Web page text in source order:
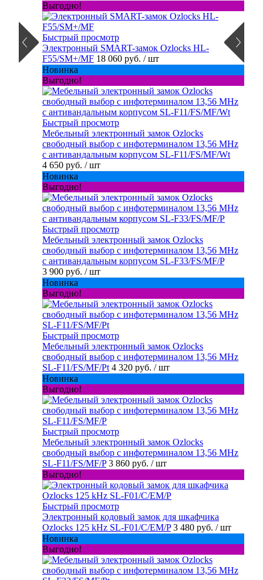
Выгодно!
Быстрый просмотр
Электронный SMART-замок Ozlocks HL-
F55/SM+/MF 18 060 руб. / шт
Новинка
Выгодно!
Быстрый просмотр
Мебельный электронный замок Ozlocks
свободный выбор с инфотерминалом 13,56 MHz
с антивандальным корпусом SL-F11/FS/MF/Wt
4 650 руб. / шт
Новинка
Выгодно!
Быстрый просмотр
Мебельный электронный замок Ozlocks
свободный выбор с инфотерминалом 13,56 MHz
с антивандальным корпусом SL-F33/FS/MF/P
3 900 руб. / шт
Новинка
Выгодно!
Быстрый просмотр
Мебельный электронный замок Ozlocks
свободный выбор с инфотерминалом 13,56 MHz
SL-F11/FS/MF/Pt 4 320 руб. / шт
Новинка
Выгодно!
Быстрый просмотр
Мебельный электронный замок Ozlocks
свободный выбор с инфотерминалом 13,56 MHz
SL-F11/FS/MF/P 3 860 руб. / шт
Выгодно!
Быстрый просмотр
Электронный кодовый замок для шкафчика
Ozlocks 125 kHz SL-F01/C/EM/P 3 480 руб. / шт
Новинка
Выгодно!